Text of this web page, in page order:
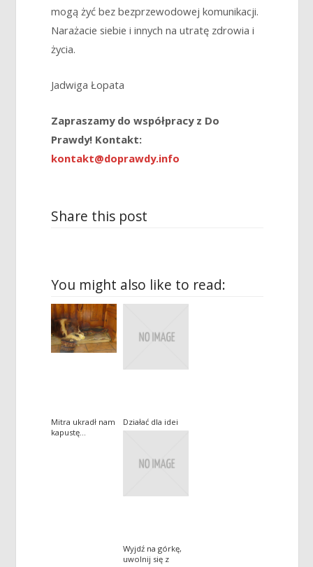
mogą żyć bez bezprzewodowej komunikacji.
Narażacie siebie i innych na utratę zdrowia i
życia.
Jadwiga Łopata
Zapraszamy do współpracy z Do
Prawdy! Kontakt:
kontakt@doprawdy.info
Share this post
You might also like to read:
Mitra ukradł nam
kapustę…
Działać dla idei
Wyjdź na górkę,
uwolnij się z